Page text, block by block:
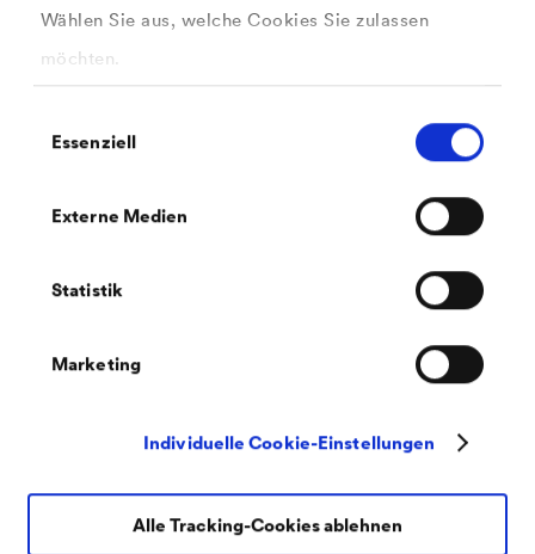
Wählen Sie aus, welche Cookies Sie zulassen
möchten.
Essenziell
Externe Medien
Statistik
Marketing
Individuelle Cookie-Einstellungen
Alle Tracking-Cookies ablehnen
Sicherheitsdatenblatt CWS WERTLACK ®
®
Satine (DE-DE)